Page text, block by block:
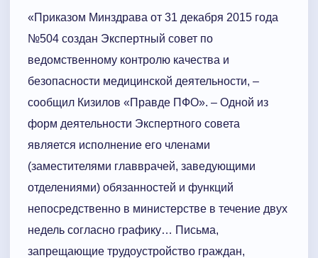
«Приказом Минздрава от 31 декабря 2015 года
№504 создан Экспертный совет по
ведомственному контролю качества и
безопасности медицинской деятельности, –
сообщил Кизилов «Правде ПФО». – Одной из
форм деятельности Экспертного совета
является исполнение его членами
(заместителями главврачей, заведующими
отделениями) обязанностей и функций
непосредственно в министерстве в течение двух
недель согласно графику… Письма,
запрещающие трудоустройство граждан,